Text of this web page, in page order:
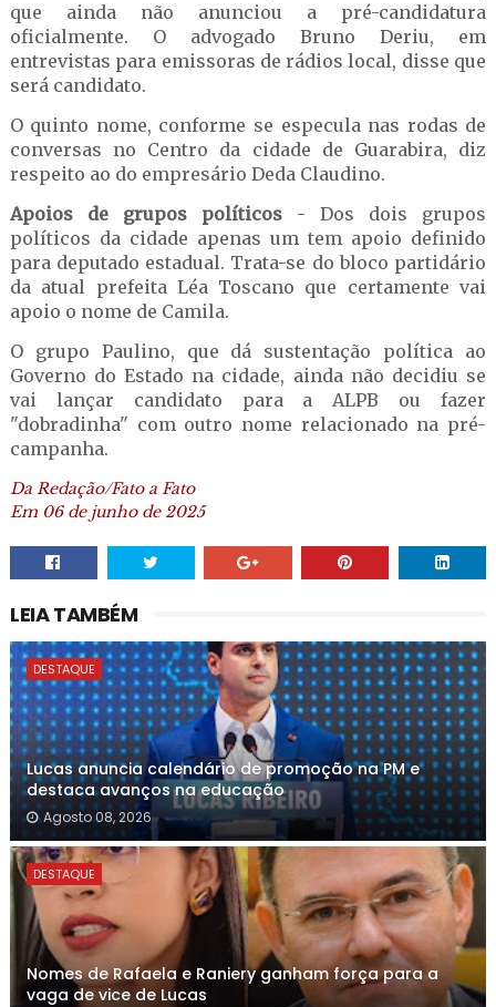
que ainda não anunciou a pré-candidatura
oficialmente. O advogado Bruno Deriu, em
entrevistas para emissoras de rádios local, disse que
será candidato.
O quinto nome, conforme se especula nas rodas de
conversas no Centro da cidade de Guarabira, diz
respeito ao do empresário Deda Claudino.
Apoios de grupos políticos - Dos dois grupos
políticos da cidade apenas um tem apoio definido
para deputado estadual. Trata-se do bloco partidário
da atual prefeita Léa Toscano que certamente vai
apoio o nome de Camila.
O grupo Paulino, que dá sustentação política ao
Governo do Estado na cidade, ainda não decidiu se
vai lançar candidato para a ALPB ou fazer
"dobradinha" com outro nome relacionado na pré-
campanha.
Da Redação/Fato a Fato
Em 06 de junho de 2025
LEIA TAMBÉM
DESTAQUE
Lucas anuncia calendário de promoção na PM e
destaca avanços na educação
Agosto 08, 2026
DESTAQUE
Nomes de Rafaela e Raniery ganham força para a
vaga de vice de Lucas